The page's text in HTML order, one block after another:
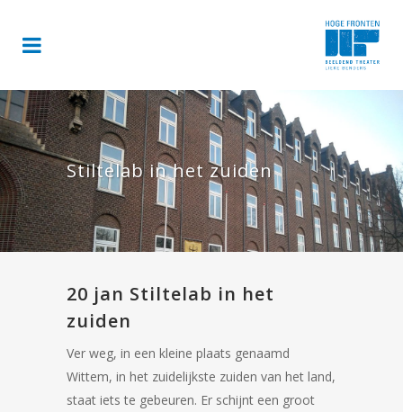
Stiltelab in het zuiden
20 jan Stiltelab in het
zuiden
Ver weg, in een kleine plaats genaamd
Wittem, in het zuidelijkste zuiden van het land,
staat iets te gebeuren. Er schijnt een groot